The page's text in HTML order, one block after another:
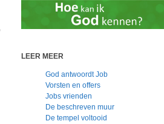
LEER MEER
God antwoordt Job
Vorsten en offers
Jobs vrienden
De beschreven muur
De tempel voltooid